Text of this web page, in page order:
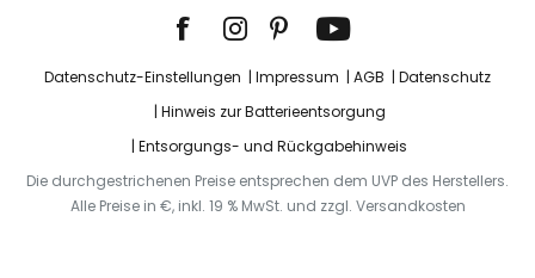
Datenschutz-Einstellungen Impressum AGB
Datenschutz
Hinweis zur Batterieentsorgung
Entsorgungs- und Rückgabehinweis
Die durchgestrichenen Preise entsprechen dem UVP des Herstellers.
Alle Preise in €, inkl. 19 % MwSt. und zzgl. Versandkosten